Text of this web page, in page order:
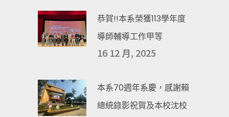
恭賀!!本系榮獲113學年度
導師輔導工作甲等
16 12 月, 2025
本系70週年系慶，感謝賴
總統錄影祝賀及本校沈校